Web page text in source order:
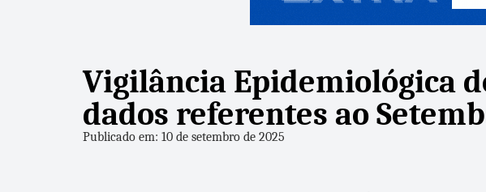
Vigilância Epidemiológica
dados referentes ao
Publicado em: 10 de setembro de 2025